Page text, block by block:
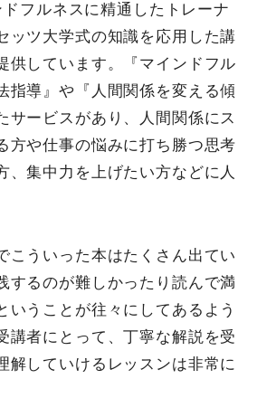
フルネスに精通したトレーナ
ッツ大学式の知識を応用した講
供しています。『マインドフル
指導』や『人間関係を変える傾
サービスがあり、人間関係にス
方や仕事の悩みに打ち勝つ思考
、集中力を上げたい方などに人
こういった本はたくさん出てい
するのが難しかったり読んで満
いうことが往々にしてあるよう
講者にとって、丁寧な解説を受
解していけるレッスンは非常に